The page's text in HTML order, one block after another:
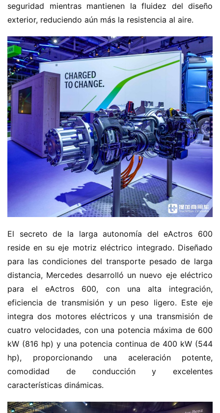
seguridad mientras mantienen la fluidez del diseño
exterior, reduciendo aún más la resistencia al aire.
El secreto de la larga autonomía del eActros 600
reside en su eje motriz eléctrico integrado. Diseñado
para las condiciones del transporte pesado de larga
distancia, Mercedes desarrolló un nuevo eje eléctrico
para el eActros 600, con una alta integración,
eficiencia de transmisión y un peso ligero. Este eje
integra dos motores eléctricos y una transmisión de
cuatro velocidades, con una potencia máxima de 600
kW (816 hp) y una potencia continua de 400 kW (544
hp), proporcionando una aceleración potente,
comodidad de conducción y excelentes
características dinámicas.